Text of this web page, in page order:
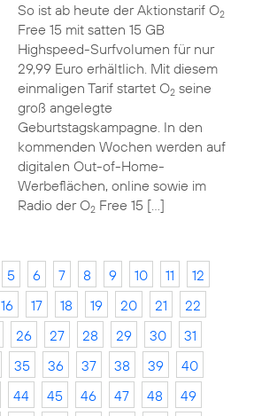
So ist ab heute der Aktionstarif O2
Free 15 mit satten 15 GB
Highspeed-Surfvolumen für nur
29,99 Euro erhältlich. Mit diesem
einmaligen Tarif startet O2seine
groß angelegte
Geburtstagskampagne. In den
kommenden Wochen werden auf
digitalen Out-of-Home-
Werbeflächen, online sowie im
Radio der O2Free 15 […]
5 6 7 8 9 10 11
12
16 17 18 19 20 21
22
26 27 28 29 30
31
35 36 37 38 39
40
44 45 46 47 48
49